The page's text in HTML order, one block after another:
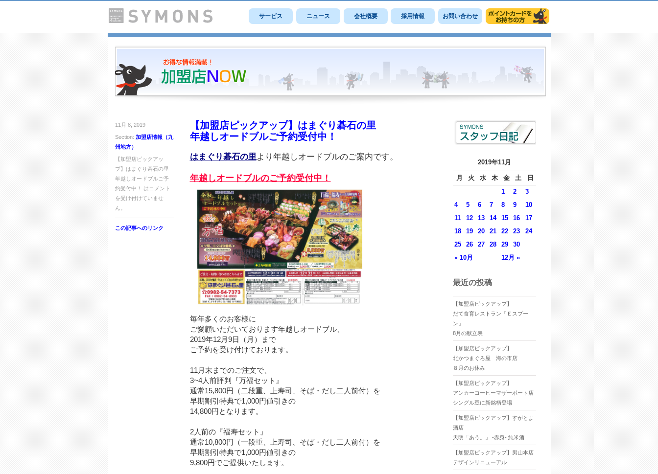
サービス ニュース 会社概要 採用情報 お問い合わせ
11月 8, 2019
Section: 加盟店情報（九
州地方）
【加盟店ピックアッ
プ】はまぐり碁石の里
年越しオードブルご予
約受付中！ は コメント
を受け付けていませ
ん。
この記事へのリンク
【加盟店ピックアップ】はまぐり碁石の里
年越しオードブルご予約受付中！
はまぐり碁石の里より年越しオードブルのご案内です。
年越しオードブルのご予約受付中！
毎年多くのお客様に
ご愛顧いただいております年越しオードブル、
2019年12月9日（月）まで
ご予約を受け付けております。
11月末までのご注文で、
3~4人前評判『万福セット』
通常15,800円（二段重、上寿司、そば・だし二人前付）を
早期割引特典で1,000円値引きの
14,800円となります。
2人前の『福寿セット』
通常10,800円（一段重、上寿司、そば・だし二人前付）を
早期割引特典で1,000円値引きの
9,800円でご提供いたします。
2019年11月
月 火 水 木 金 土 日
« 10月 12月 »
1 2
3
4
5 6 7 8 9
10
11
12 13 14 15 16
17
18
19 20 21 22 23
24
25
26 27 28 29 30
最近の投稿
【加盟店ピックアップ】
だて食育レストラン「Ｅスプー
ン」
8月の献立表
【加盟店ピックアップ】
北かつまぐろ屋 海の市店
８月のお休み
【加盟店ピックアップ】
アンカーコーヒーマザーポート店
シングル豆に新銘柄登場
【加盟店ピックアップ】すがとよ
酒店
天明「あう。」 -赤身- 純米酒
【加盟店ピックアップ】男山本店
デザインリニューアル